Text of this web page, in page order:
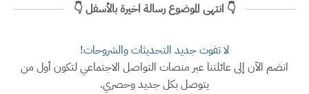
👇 انتهى الموضوع رسالة اخيرة بالأسفل 👇
لا تفوت جديد التحديثات والشروحات!
انضم الآن إلى عائلتنا عبر منصات التواصل الاجتماعي لتكون أول من
يتوصل بكل جديد وحصري.